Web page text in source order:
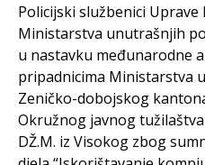
Policijski službenici
Ministarstva unutrašnjih
u nastavku međunarodne
pripadnicima Ministarstva
Zeničko-dobojskog
Okružnog javnog
DŽ.M. iz Visokog zbog